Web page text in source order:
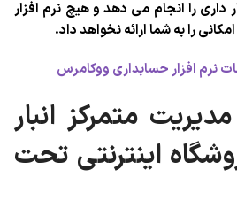
داری را انجام می دهد و هیچ نرم افزار
را به شما ارائه نخواهد داد.
نرم افزار حسابداری ووکامرس
مدیریت متمرکز انبار
اینترنتی تحت